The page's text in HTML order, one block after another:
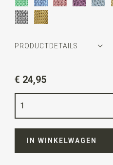
PRODUCTDETAILS
zandkleur
Kwaliteit
Lengteca. 148 cm
€ 24,95
IN WINKELWAGEN